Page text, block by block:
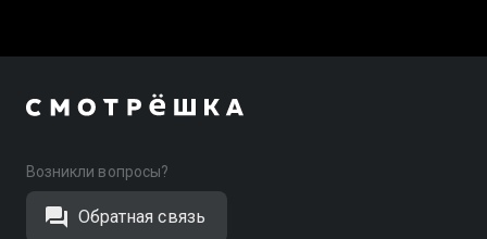
Возникли вопросы?
Обратная связь